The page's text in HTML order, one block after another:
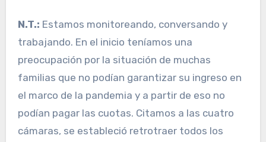
N.T.: Estamos monitoreando, conversando y
trabajando. En el inicio teníamos una
preocupación por la situación de muchas
familias que no podían garantizar su ingreso en
el marco de la pandemia y a partir de eso no
podían pagar las cuotas. Citamos a las cuatro
cámaras, se estableció retrotraer todos los